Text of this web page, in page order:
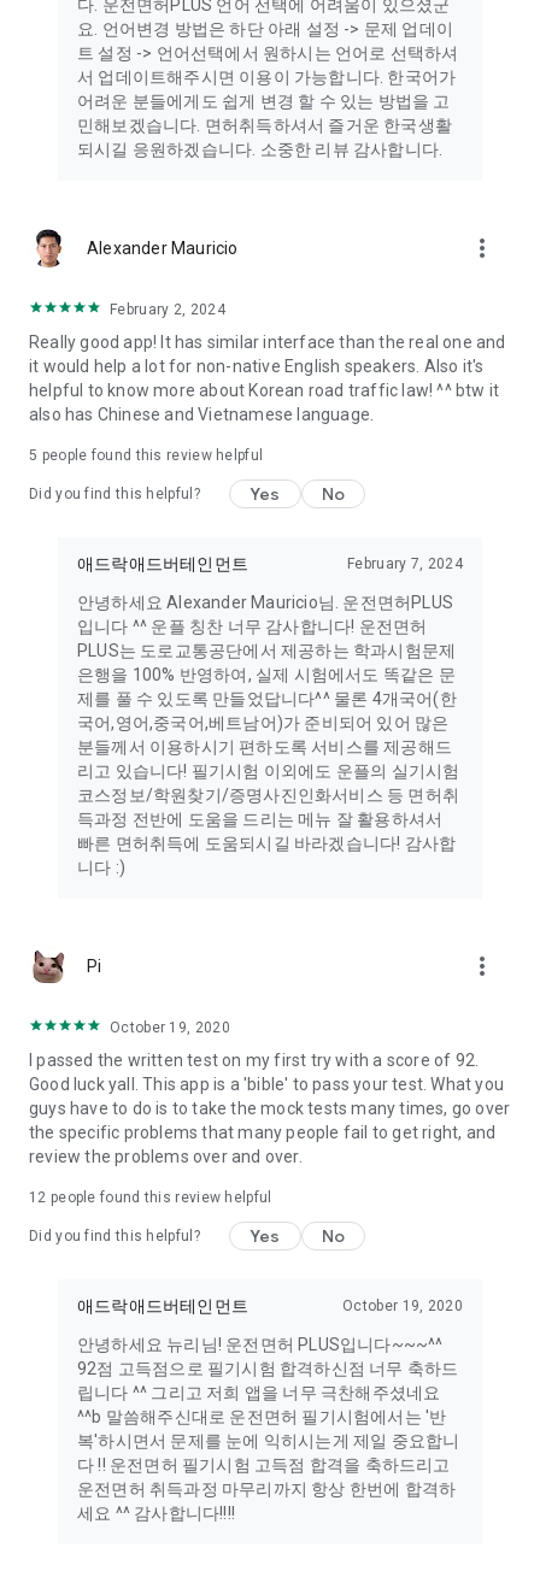
★ 면허시험 안내 ★
운전면허증 어떻게 취득하는지 궁금하신분 운전면허PLUS가 알
려드립니다.
면허취득절차는 물론 응시자격, 시험 응시시 준비물에서 주의사
항까지 도로교통공단에서 자료를 그대로 보여드립니다.
비교를 거부합니다. 일단 사용해보세요.
최선의 선택입니다!
[필수적 접근권한 안내]
‧ 위치 : 주변 운전면허 학원/시험장/연습장 정보 검색시
[선택적 접근권한 안내]
‧ 전화 : 운전면허 학원/시험장/연습장 전화 연결시
‧ 카메라 : 운전면허 학원 사진 리뷰작성을 위해 사용
어려울 수 있습니다.
개발자 연락처 :
ADROCK Advertainment Co.,Ltd. 101 Ogeum-ro
송파구, 서울특별시 05548
South Korea 1058768719 없음 없음
다. 운전면허PLUS 언어 선택에 어려움이 있으셨군
요. 언어변경 방법은 하단 아래 설정 -> 문제 업데이
트 설정 -> 언어선택에서 원하시는 언어로 선택하셔
서 업데이트해주시면 이용이 가능합니다. 한국어가
어려운 분들에게도 쉽게 변경 할 수 있는 방법을 고
민해보겠습니다. 면허취득하셔서 즐거운 한국생활
되시길 응원하겠습니다. 소중한 리뷰 감사합니다.
Alexander Mauricio more_vert
February 2, 2024
Really good app! It has similar interface than the real one and
it would help a lot for non-native English speakers. Also it's
helpful to know more about Korean road traffic law! ^^ btw it
also has Chinese and Vietnamese language.
5 people found this review helpful
Did you find this helpful? Yes No
애드락애드버테인먼트 February 7, 2024
안녕하세요 Alexander Mauricio님. 운전면허PLUS
입니다 ^^ 운플 칭찬 너무 감사합니다! 운전면허
PLUS는 도로교통공단에서 제공하는 학과시험문제
은행을 100% 반영하여, 실제 시험에서도 똑같은 문
제를 풀 수 있도록 만들었답니다^^ 물론 4개국어(한
국어,영어,중국어,베트남어)가 준비되어 있어 많은
분들께서 이용하시기 편하도록 서비스를 제공해드
리고 있습니다! 필기시험 이외에도 운플의 실기시험
코스정보/학원찾기/증명사진인화서비스 등 면허취
득과정 전반에 도움을 드리는 메뉴 잘 활용하셔서
빠른 면허취득에 도움되시길 바라겠습니다! 감사합
니다 :)
Pi more_vert
October 19, 2020
I passed the written test on my first try with a score of 92.
Good luck yall. This app is a 'bible' to pass your test. What you
guys have to do is to take the mock tests many times, go over
the specific problems that many people fail to get right, and
review the problems over and over.
12 people found this review helpful
Did you find this helpful? Yes No
애드락애드버테인먼트 October 19, 2020
안녕하세요 뉴리님! 운전면허 PLUS입니다~~~^^
92점 고득점으로 필기시험 합격하신점 너무 축하드
립니다 ^^ 그리고 저희 앱을 너무 극찬해주셨네요
^^b 말씀해주신대로 운전면허 필기시험에서는 '반
복'하시면서 문제를 눈에 익히시는게 제일 중요합니
다 !! 운전면허 필기시험 고득점 합격을 축하드리고
운전면허 취득과정 마무리까지 항상 한번에 합격하
세요 ^^ 감사합니다!!!!